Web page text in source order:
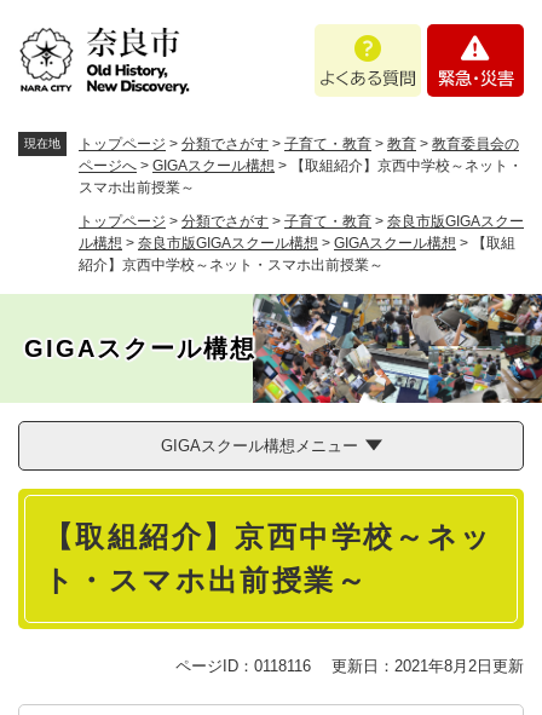
あ
問
・
現在地 トップページ > 分類でさがす > 子育て・教育 > 教育 > 教育委員会の
ページへ > GIGAスクール構想 >
【取組紹介】京西中学校～ネット・
スマホ出前授業～
トップページ > 分類でさがす > 子育て・教育 > 奈良市版GIGAスクー
ル構想 > 奈良市版GIGAスクール構想 > GIGAスクール構想 >
【取組
紹介】京西中学校～ネット・スマホ出前授業～
GIGAスクール構想
GIGAスクール構想メニュー
本
【取組紹介】京西中学校～ネッ
ト・スマホ出前授業～
ページID：0118116 更新日：2021年8月2日更新